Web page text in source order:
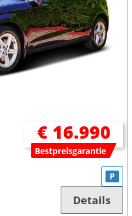
€ 16.990
Bestpreisgarantie
P
Details